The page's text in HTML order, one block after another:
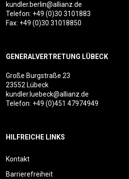
kundler.berlin@allianz.de
Telefon: +49 (0)30 3101883
Fax: +49 (0)30 31018850
GENERALVERTRETUNG LÜBECK
Große Burgstraße 23
23552 Lübeck
kundler.luebeck@allianz.de
Telefon: +49 (0)451 47974949
HILFREICHE LINKS
Kontakt
Barrierefreiheit